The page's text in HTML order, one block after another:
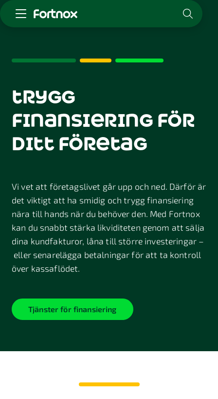
Skaffa Fortnox
Kunskap & inspiration
Logga in
Om Fortnox
trygg
finansiering för
ditt företag
Vi vet att företagslivet går upp och ned. Därför är
det viktigt att ha smidig och trygg finansiering
nära till hands när du behöver den. Med Fortnox
kan du snabbt stärka likviditeten genom att sälja
dina kundfakturor, låna till större investeringar –
eller senarelägga betalningar för att ta kontroll
över kassaflödet.
Tjänster för finansiering